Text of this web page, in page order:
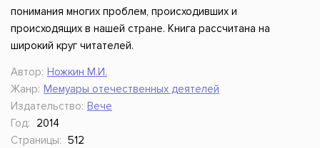
понимания многих проблем, происходивших и
происходящих в нашей стране. Книга рассчитана на
широкий круг читателей.
Автор: Ножкин М.И.
Жанр: Мемуары отечественных деятелей
Издательство: Вече
Год:
2014
Страницы: 512